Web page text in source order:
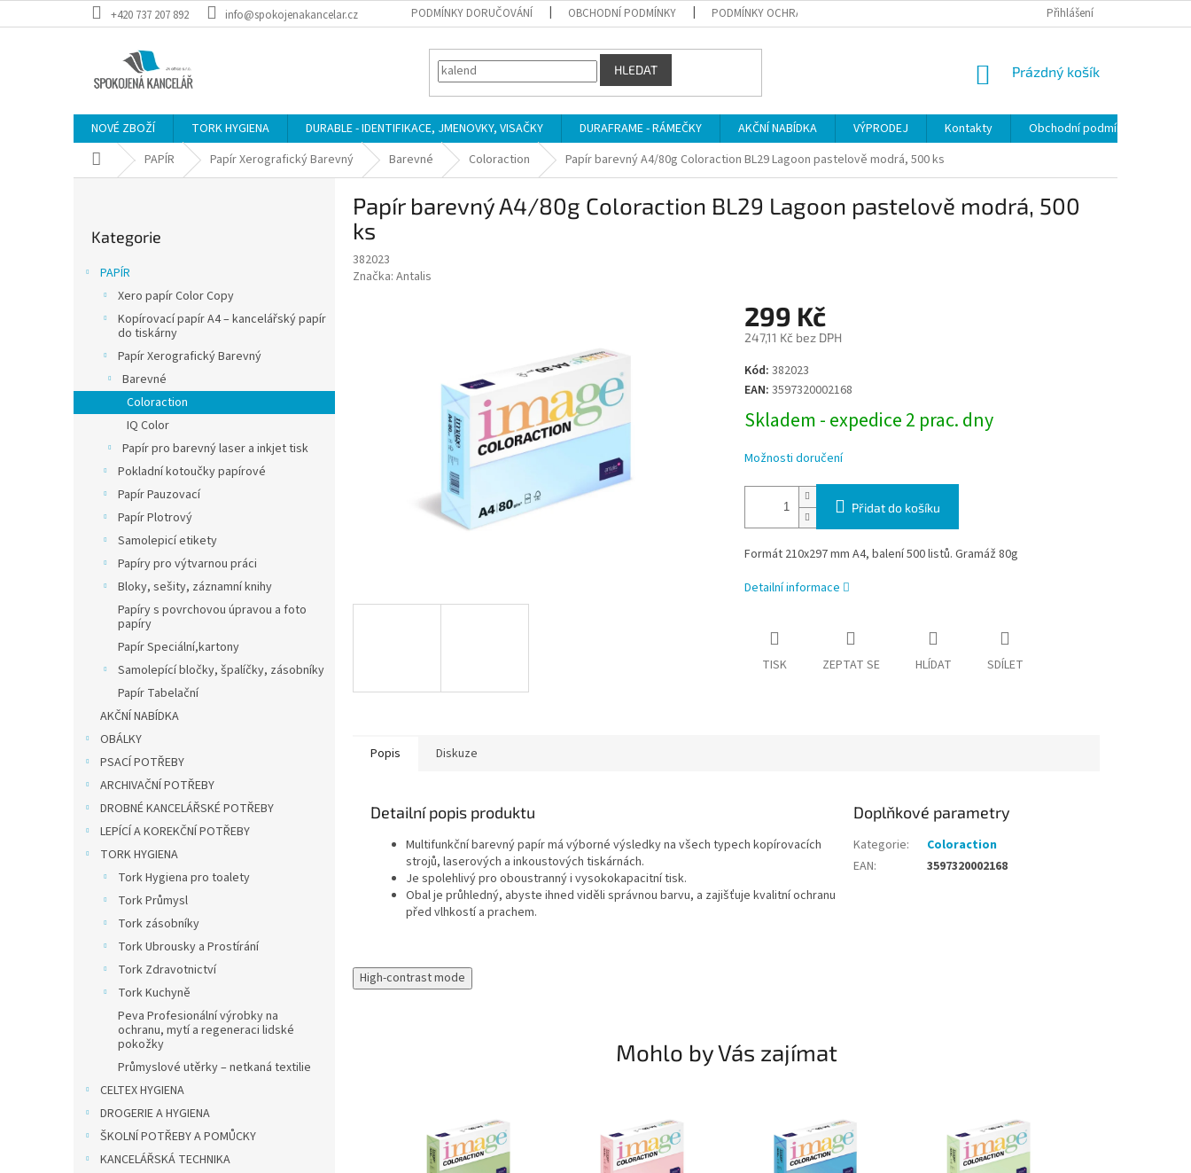
na
+420 737 207 892 info@spokojenakancelar.cz PODMÍNKY DORUČOVÁNÍ OBCHODNÍ PODMÍNKY PODMÍNKY OCHRANY OSOBNÍCH ÚDAJŮ Přihlášení
HLEDAT
NÁKUPNÍ
Prázdný košík
NOVÉ ZBOŽÍ TORK HYGIENA DURABLE - IDENTIFIKACE, JMENOVKY, VISAČKY DURAFRAME - RÁMEČKY AKČNÍ NABÍDKA VÝPRODEJ Kontakty
Obchodní podmínky
Domů PAPÍR Papír Xerografický Barevný Barevné Coloraction Papír barevný A4/80g Coloraction BL29 Lagoon pastelově modrá, 500 ks
e
kategorie
Kategorie
PAPÍR
Xero papír Color Copy
Kopírovací papír A4 – kancelářský papír
do tiskárny
Papír Xerografický Barevný
Barevné
Coloraction
IQ Color
Papír pro barevný laser a inkjet tisk
Pokladní kotoučky papírové
Papír Pauzovací
Papír Plotrový
Samolepicí etikety
Papíry pro výtvarnou práci
Bloky, sešity, záznamní knihy
Papíry s povrchovou úpravou a foto
papíry
Papír Speciální,kartony
Samolepící bločky, špalíčky, zásobníky
Papír Tabelační
AKČNÍ NABÍDKA
OBÁLKY
PSACÍ POTŘEBY
ARCHIVAČNÍ POTŘEBY
DROBNÉ KANCELÁŘSKÉ POTŘEBY
LEPÍCÍ A KOREKČNÍ POTŘEBY
TORK HYGIENA
Tork Hygiena pro toalety
Tork Průmysl
Tork zásobníky
Tork Ubrousky a Prostírání
Tork Zdravotnictví
Tork Kuchyně
Peva Profesionální výrobky na
ochranu, mytí a regeneraci lidské
pokožky
Průmyslové utěrky – netkaná textilie
CELTEX HYGIENA
DROGERIE A HYGIENA
ŠKOLNÍ POTŘEBY A POMŮCKY
KANCELÁŘSKÁ TECHNIKA
Papír barevný A4/80g Coloraction BL29 Lagoon pastelově modrá, 500
ks
382023
Značka: Antalis
299 Kč
247,11 Kč bez DPH
Měrná
cena:
Kód: 382023
EAN: 3597320002168
Skladem - expedice 2 prac. dny
Možnosti doručení
Přidat do košíku
Formát 210x297 mm A4, balení 500 listů. Gramáž 80g
Detailní informace
TISK ZEPTAT SE HLÍDAT SDÍLET
Popis Diskuze
Detailní popis produktu
Multifunkční barevný papír má výborné výsledky na všech typech kopírovacích
strojů, laserových a inkoustových tiskárnách.
Je spolehlivý pro oboustranný i vysokokapacitní tisk.
Obal je průhledný, abyste ihned viděli správnou barvu, a zajišťuje kvalitní ochranu
před vlhkostí a prachem.
Doplňkové parametry
Kategorie:
Coloraction
EAN: 3597320002168
High-contrast mode
Mohlo by Vás zajímat